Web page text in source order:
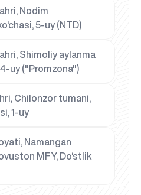
Nodim
5-uy (NTD)
Shimoliy aylanma
uy ("Promzona")
Chilonzor tumani,
1-uy
Namangan
MFY, Do‘stlik